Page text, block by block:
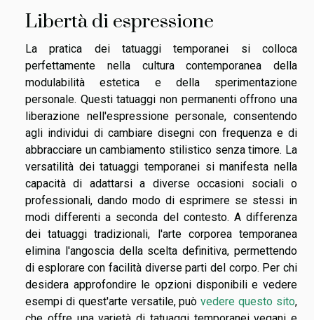
Libertà di espressione
La pratica dei tatuaggi temporanei si colloca
perfettamente nella cultura contemporanea della
modulabilità estetica e della sperimentazione
personale. Questi tatuaggi non permanenti offrono una
liberazione nell'espressione personale, consentendo
agli individui di cambiare disegni con frequenza e di
abbracciare un cambiamento stilistico senza timore. La
versatilità dei tatuaggi temporanei si manifesta nella
capacità di adattarsi a diverse occasioni sociali o
professionali, dando modo di esprimere se stessi in
modi differenti a seconda del contesto. A differenza
dei tatuaggi tradizionali, l'arte corporea temporanea
elimina l'angoscia della scelta definitiva, permettendo
di esplorare con facilità diverse parti del corpo. Per chi
desidera approfondire le opzioni disponibili e vedere
esempi di quest'arte versatile, puòvedere questo sito,